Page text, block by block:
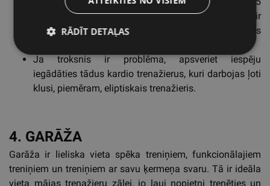
velotrenažierim vai Row HX airēšanas trenažierim, ir
vienkāršs un skaists dizains, kas īpaši neizcelsies
Ja troksnis ir problēma, apsveriet iespēju
iegādāties tādus kardio trenažierus, kuri darbojas ļoti
klusi, piemēram, eliptiskais trenažieris.
4. GARĀŽA
Garāža ir lieliska vieta spēka treniņiem, funkcionālajiem
treniņiem un treniņiem ar savu ķermeņa svaru. Tā ir ideāla
vieta mājas trenažieru zālei, jo ļauj nopietni trenēties un
RĀDĪT DETAĻAS